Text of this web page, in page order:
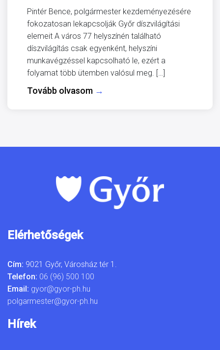
Pintér Bence, polgármester kezdeményezésére
fokozatosan lekapcsolják Győr díszvilágítási
elemeit A város 77 helyszínén található
díszvilágítás csak egyenként, helyszíni
munkavégzéssel kapcsolható le, ezért a
folyamat több ütemben valósul meg. […]
Tovább olvasom →
Elérhetőségek
Cím: 9021 Győr, Városház tér 1.
Telefon: 06 (96) 500 100
Email: gyor@gyor-ph.hu
polgarmester@gyor-ph.hu
Hírek